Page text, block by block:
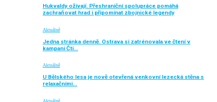
Hukvaldy ožívají. Přeshraniční spolupráce pomáhá
zachraňovat hrad i připomínat zbojnické legendy
Aktuálně
Jedna stránka denně. Ostrava si zatrénovala ve čtení v
kampani Čti…
Aktuálně
U Bělského lesa je nově otevřená venkovní lezecká stěna s
relaxačními…
Aktuálně